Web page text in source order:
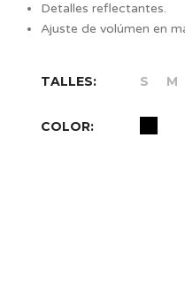
Detalles
Ajuste de volúmen en
TALLES: S M
COLOR: